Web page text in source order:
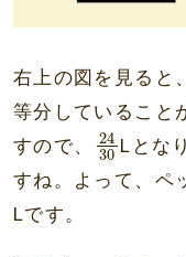
右上の図を見ると
等分していること
すので、
24
30
24 30
Lとな
すね。よって、ペ
Lです。